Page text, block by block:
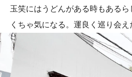
玉笑にはうどんがある時もある
くちゃ気になる。運良く巡り会え